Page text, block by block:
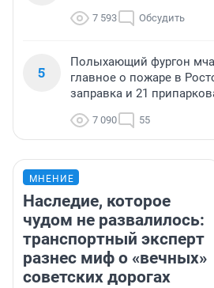
7 593 Обсудить
5
Полыхающий фургон
главное о пожаре в
заправка и 21
7 090 55
МНЕНИЕ
Наследие, которое
чудом не развалилось:
транспортный эксперт
разнес миф о «вечных»
советских дорогах